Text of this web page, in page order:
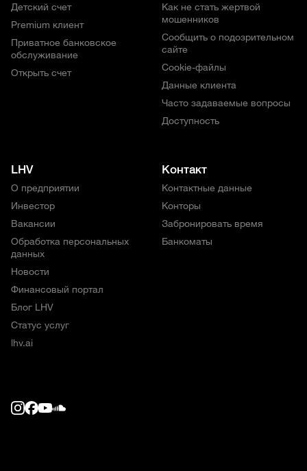
Детский счет
Premium клиент
Приватное банковское
обслуживание
Открыть счет
Как не стать жертвой
мошенников
Сообщить о подозрительном
сайте
Cookie-файлы
Данные клиента
Часто задаваемые вопросы
Доступность
LHV
О предприятии
Инвестор
Вакансии
Обработка персональных
данных
Новости
Финансовый портал
Блог LHV
Статус услуг
lhv.ai
Контакт
Контактные данные
Конторы
Забронировать время
Банкоматы